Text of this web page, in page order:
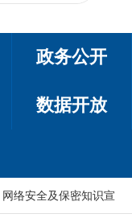
政务公开
数据开放
网络安全及保密知识宣